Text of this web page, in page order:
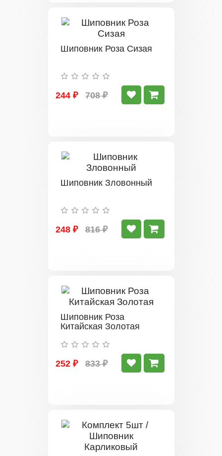
Шиповник Роза Сизая
244 ₽ 708 ₽
Шиповник Зловонный
248 ₽ 816 ₽
Шиповник Роза
Китайская Золотая
252 ₽ 833 ₽